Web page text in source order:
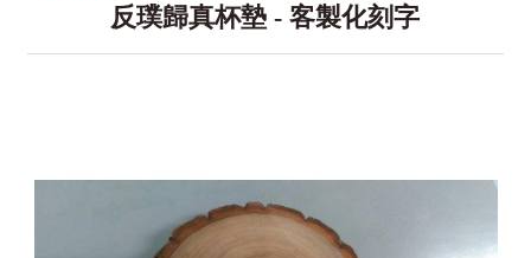
反璞歸真杯墊 - 客製化刻字